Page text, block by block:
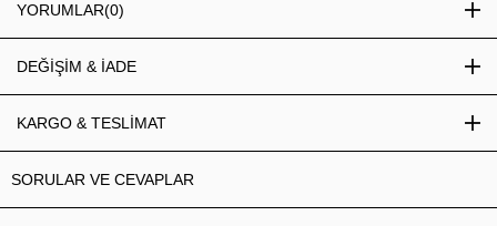
YORUMLAR(0)
DEĞİŞİM & İADE
KARGO & TESLİMAT
SORULAR VE CEVAPLAR